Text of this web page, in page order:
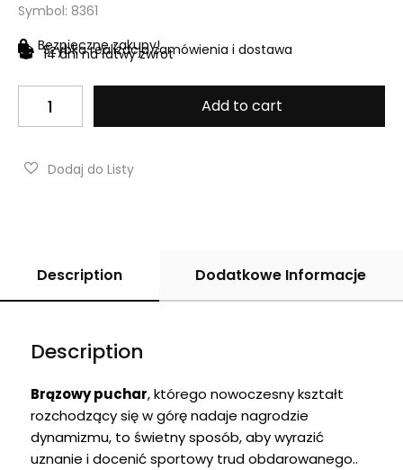
Symbol: 8361
Bezpieczne zakupy!
Szybka realizacja zamówienia i dostawa
14 dni na łatwy zwrot
Add to cart
Description Dodatkowe Informacje
Description
Brązowy puchar, którego nowoczesny kształt
rozchodzący się w górę nadaje nagrodzie
dynamizmu, to świetny sposób, aby wyrazić
uznanie i docenić sportowy trud obdarowanego..